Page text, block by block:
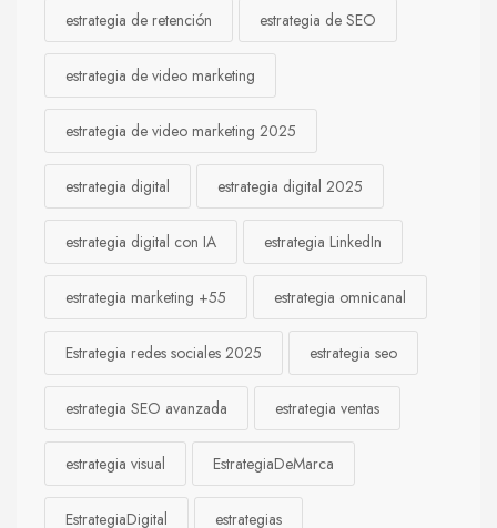
estrategia de retención estrategia de SEO
estrategia de video marketing
estrategia de video marketing 2025
estrategia digital estrategia digital 2025
estrategia digital con IA estrategia LinkedIn
estrategia marketing +55 estrategia omnicanal
Estrategia redes sociales 2025 estrategia seo
estrategia SEO avanzada estrategia ventas
estrategia visual EstrategiaDeMarca
EstrategiaDigital estrategias